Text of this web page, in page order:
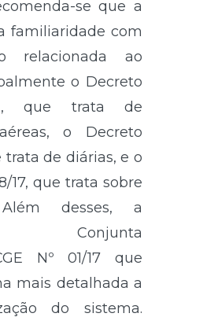
se que a
familiaridade com
relacionada ao
o Decreto
que trata de
o Decreto
trata de diárias, e o
17, que trata sobre
desses, a
Conjunta
Nº 01/17 que
mais detalhada a
do sistema.